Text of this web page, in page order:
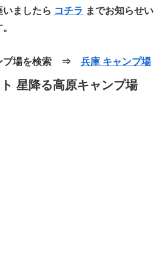
ましたら コチラ までお知らせい
プ場を検索 ⇒ 兵庫 キャンプ場
星降る高原キャンプ場